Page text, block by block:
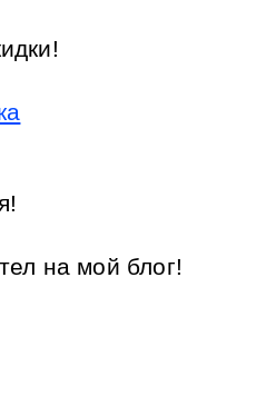
на мой блог!